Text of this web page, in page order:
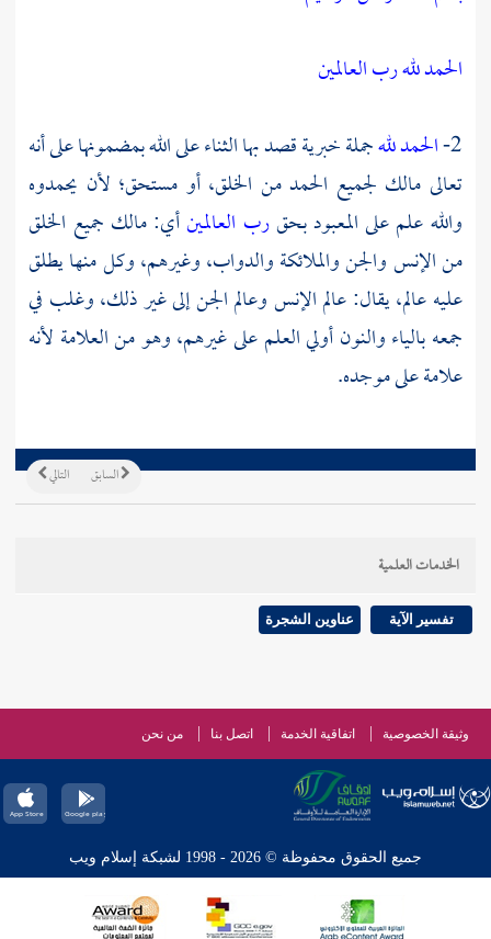
الحمد لله رب العالمين
2- الحمد للهجملة خبرية قصد بها الثناء على الله بمضمونها على أنه
تعالى مالك لجميع الحمد من الخلق، أو مستحق؛ لأن يحمدوه
والله علم على المعبود بحقرب العالمينأي: مالك جميع الخلق
من الإنس والجن والملائكة والدواب، وغيرهم، وكل منها يطلق
عليه عالم، يقال: عالم الإنس وعالم الجن إلى غير ذلك، وغلب في
جمعه بالياء والنون أولي العلم على غيرهم، وهو من العلامة لأنه
علامة على موجده.
التالي السابق
الخدمات العلمية
تفسير الآية عناوين الشجرة
وثيقة الخصوصية اتفاقية الخدمة اتصل بنا من نحن
جميع الحقوق محفوظة © 2026 - 1998 لشبكة إسلام ويب